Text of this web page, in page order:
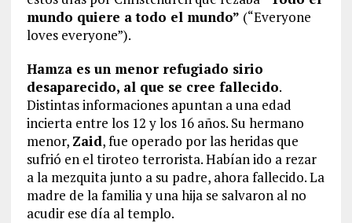
mundo quiere a todo el mundo” (“Everyone
loves everyone”).
Hamza es un menor refugiado sirio
desaparecido, al que se cree fallecido.
Distintas informaciones apuntan a una edad
incierta entre los 12 y los 16 años. Su hermano
menor, Zaid, fue operado por las heridas que
sufrió en el tiroteo terrorista. Habían ido a rezar
a la mezquita junto a su padre, ahora fallecido. La
madre de la familia y una hija se salvaron al no
acudir ese día al templo.